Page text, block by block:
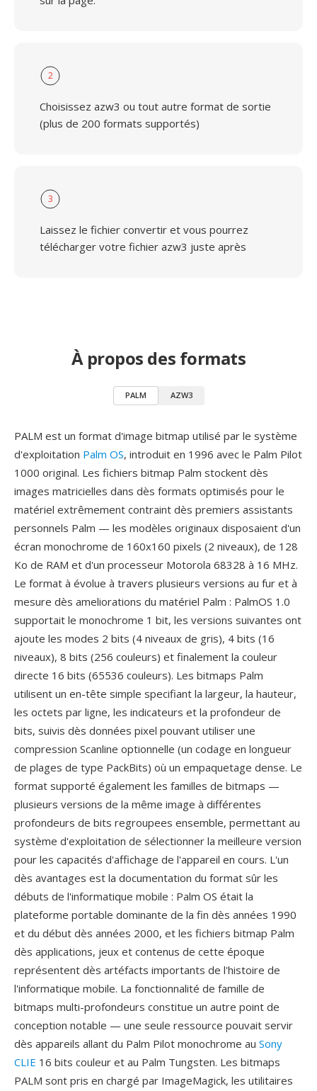
2
Choisissez azw3 ou tout autre format de sortie
(plus de 200 formats supportés)
3
Laissez le fichier convertir et vous pourrez
télécharger votre fichier azw3 juste après
À propos des formats
PALM AZW3
PALM est un format d'image bitmap utilisé par le système
d'exploitation Palm OS, introduit en 1996 avec le Palm Pilot
1000 original. Les fichiers bitmap Palm stockent dès
images matricielles dans dès formats optimisés pour le
matériel extrêmement contraint dès premiers assistants
personnels Palm — les modèles originaux disposaient d'un
écran monochrome de 160x160 pixels (2 niveaux), de 128
Ko de RAM et d'un processeur Motorola 68328 à 16 MHz.
Le format à évolue à travers plusieurs versions au fur et à
mesure dès ameliorations du matériel Palm : PalmOS 1.0
supportait le monochrome 1 bit, les versions suivantes ont
ajoute les modes 2 bits (4 niveaux de gris), 4 bits (16
niveaux), 8 bits (256 couleurs) et finalement la couleur
directe 16 bits (65536 couleurs). Les bitmaps Palm
utilisent un en-tête simple specifiant la largeur, la hauteur,
les octets par ligne, les indicateurs et la profondeur de
bits, suivis dès données pixel pouvant utiliser une
compression Scanline optionnelle (un codage en longueur
de plages de type PackBits) où un empaquetage dense. Le
format supporté également les familles de bitmaps —
plusieurs versions de la même image à différentes
profondeurs de bits regroupees ensemble, permettant au
système d'exploitation de sélectionner la meilleure version
pour les capacités d'affichage de l'appareil en cours. L'un
dès avantages est la documentation du format sûr les
débuts de l'informatique mobile : Palm OS était la
plateforme portable dominante de la fin dès années 1990
et du début dès années 2000, et les fichiers bitmap Palm
dès applications, jeux et contenus de cette époque
représentent dès artéfacts importants de l'histoire de
l'informatique mobile. La fonctionnalité de famille de
bitmaps multi-profondeurs constitue un autre point de
conception notable — une seule ressource pouvait servir
dès appareils allant du Palm Pilot monochrome au Sony
CLIE 16 bits couleur et au Palm Tungsten. Les bitmaps
PALM sont pris en chargé par ImageMagick, les utilitaires